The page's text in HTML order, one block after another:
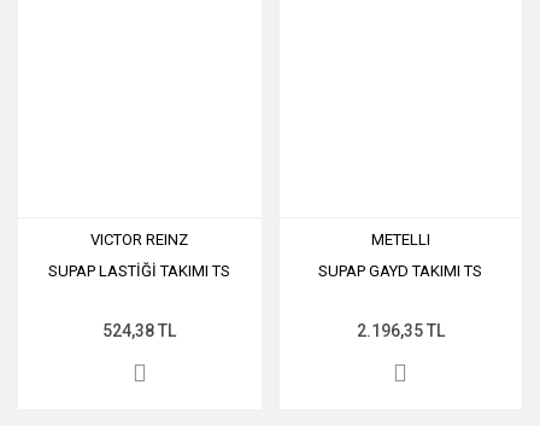
VICTOR REINZ
SUPAP LASTİĞİ TAKIMI TS
524,38 TL
METELLI
SUPAP GAYD TAKIMI TS
2.196,35 TL